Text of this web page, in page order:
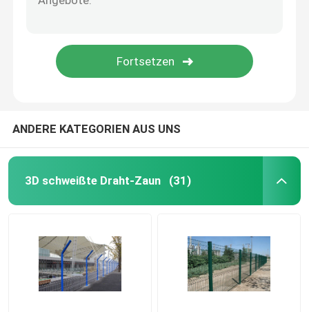
ANDERE KATEGORIEN AUS UNS
3D schweißte Draht-Zaun (31)